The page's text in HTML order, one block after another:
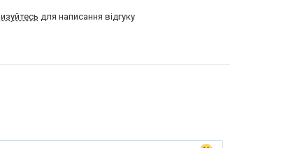
для написання відгуку